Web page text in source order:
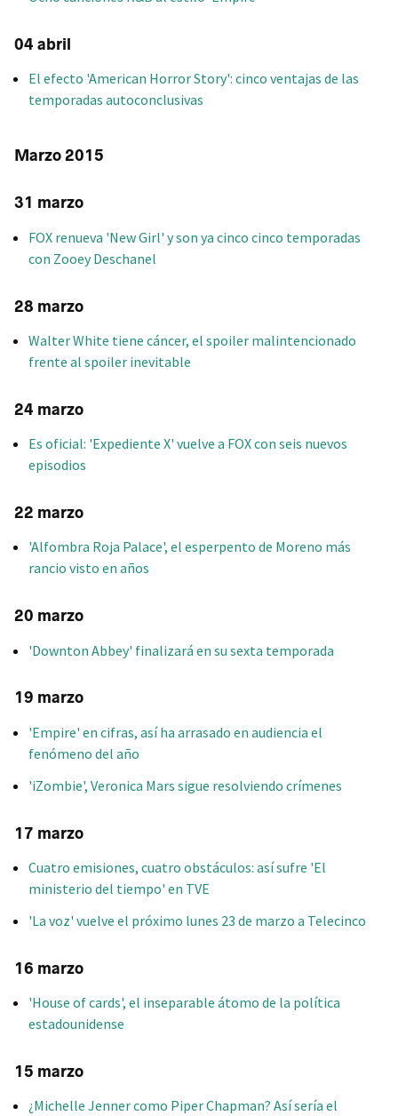
04 abril
El efecto 'American Horror Story': cinco ventajas de las
temporadas autoconclusivas
Marzo 2015
31 marzo
FOX renueva 'New Girl' y son ya cinco cinco temporadas
con Zooey Deschanel
28 marzo
Walter White tiene cáncer, el spoiler malintencionado
frente al spoiler inevitable
24 marzo
Es oficial: 'Expediente X' vuelve a FOX con seis nuevos
episodios
22 marzo
'Alfombra Roja Palace', el esperpento de Moreno más
rancio visto en años
20 marzo
'Downton Abbey' finalizará en su sexta temporada
19 marzo
'Empire' en cifras, así ha arrasado en audiencia el
fenómeno del año
'iZombie', Veronica Mars sigue resolviendo crímenes
17 marzo
Cuatro emisiones, cuatro obstáculos: así sufre 'El
ministerio del tiempo' en TVE
'La voz' vuelve el próximo lunes 23 de marzo a Telecinco
16 marzo
'House of cards', el inseparable átomo de la política
estadounidense
15 marzo
¿Michelle Jenner como Piper Chapman? Así sería el